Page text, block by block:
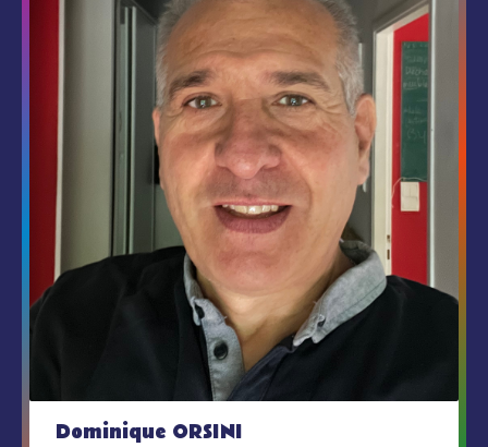
Dominique ORSINI